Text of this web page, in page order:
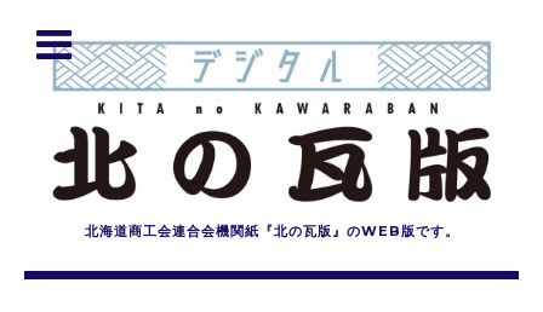
北海道商工会連合会機関紙『北の瓦版』のWEB版です。